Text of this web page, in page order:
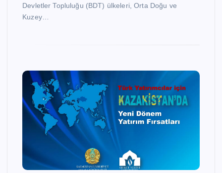
Devletler Topluluğu (BDT) ülkeleri, Orta Doğu ve
Kuzey…